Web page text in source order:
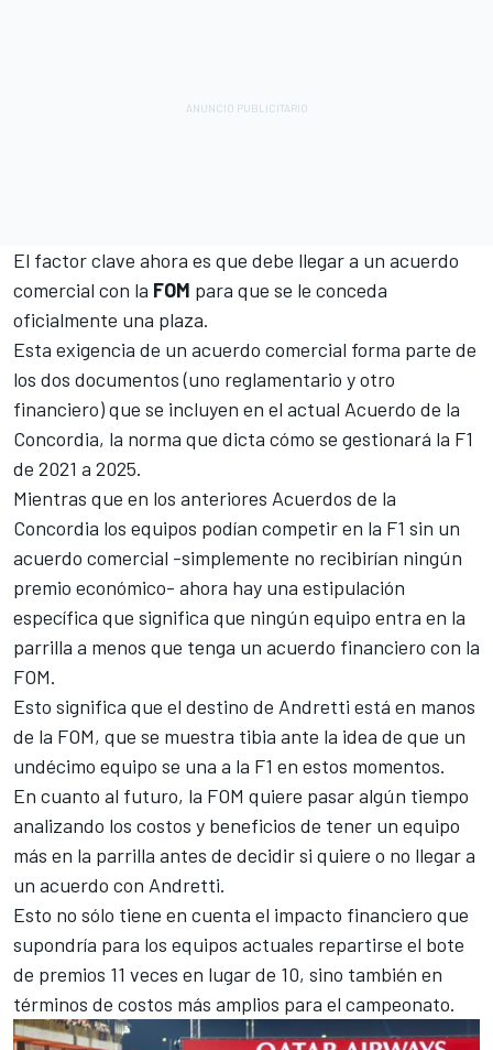
El factor clave ahora es que debe llegar a un acuerdo
comercial con la FOM para que se le conceda
oficialmente una plaza.
Esta exigencia de un acuerdo comercial forma parte de
los dos documentos (uno reglamentario y otro
financiero) que se incluyen en el actual Acuerdo de la
Concordia, la norma que dicta cómo se gestionará la F1
de 2021 a 2025.
Mientras que en los anteriores Acuerdos de la
Concordia los equipos podían competir en la F1 sin un
acuerdo comercial -simplemente no recibirían ningún
premio económico- ahora hay una estipulación
específica que significa que ningún equipo entra en la
parrilla a menos que tenga un acuerdo financiero con la
FOM.
Esto significa que el destino de Andretti está en manos
de la FOM, que se muestra tibia ante la idea de que un
undécimo equipo se una a la F1 en estos momentos.
En cuanto al futuro, la FOM quiere pasar algún tiempo
analizando los costos y beneficios de tener un equipo
más en la parrilla antes de decidir si quiere o no llegar a
un acuerdo con Andretti.
Esto no sólo tiene en cuenta el impacto financiero que
supondría para los equipos actuales repartirse el bote
de premios 11 veces en lugar de 10, sino también en
términos de costos más amplios para el campeonato.